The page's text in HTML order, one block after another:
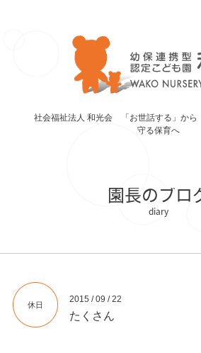
社会福祉法人 和光会 「お世話する」から
守る保育へ
園長のブロ
休日
2015 / 09 / 22
たくさん